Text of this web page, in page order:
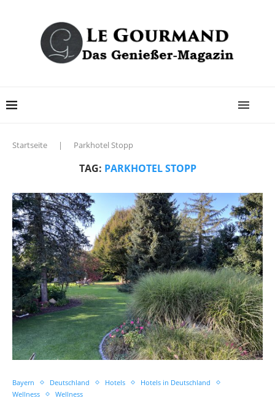
Startseite | Parkhotel Stopp
TAG: PARKHOTEL STOPP
Bayern Deutschland Hotels
Hotels in Deutschland
Wellness
Wellness